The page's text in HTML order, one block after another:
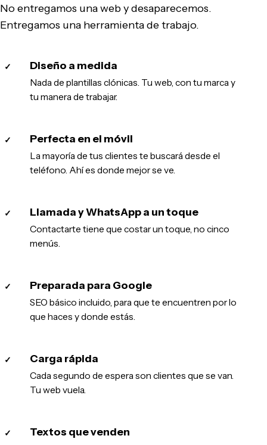
No entregamos una web y desaparecemos.
Entregamos una herramienta de trabajo.
✓ Diseño a medida
Nada de plantillas clónicas. Tu web, con tu marca y
tu manera de trabajar.
✓ Perfecta en el móvil
La mayoría de tus clientes te buscará desde el
teléfono. Ahí es donde mejor se ve.
✓ Llamada y WhatsApp a un toque
Contactarte tiene que costar un toque, no cinco
menús.
✓ Preparada para Google
SEO básico incluido, para que te encuentren por lo
que haces y donde estás.
✓ Carga rápida
Cada segundo de espera son clientes que se van.
Tu web vuela.
✓ Textos que venden